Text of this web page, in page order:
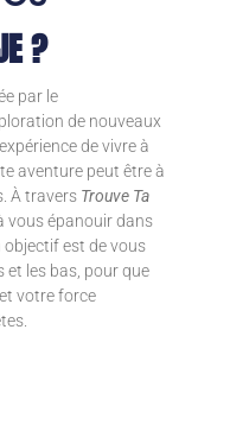
?
par le
de nouveaux
de vivre à
aventure peut être à
À travers Trouve Ta
vous épanouir dans
est de vous
les bas, pour que
votre force